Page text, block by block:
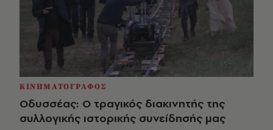
ΚΙΝΗΜΑΤΟΓΡΑΦΟΣ
Οδυσσέας: Ο τραγικός διακινητής της
συλλογικής ιστορικής συνείδησής μας